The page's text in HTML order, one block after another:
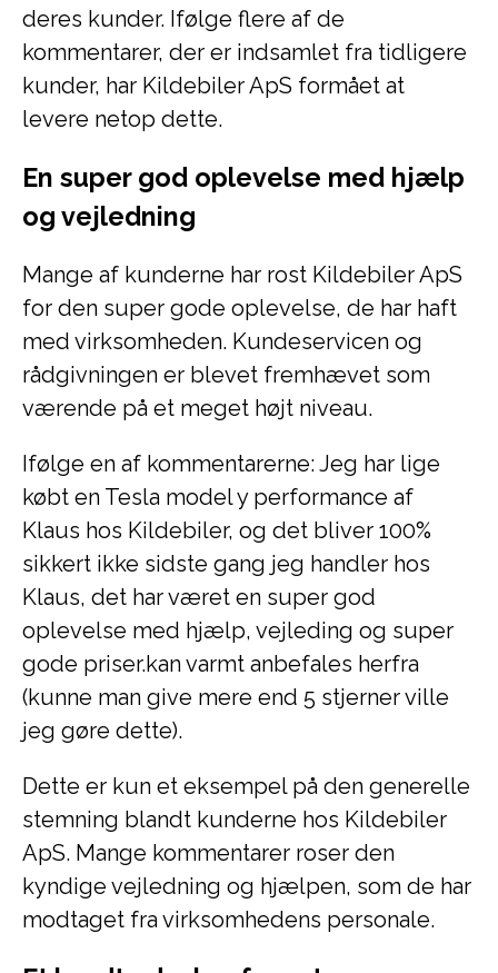
deres kunder. Ifølge flere af de
kommentarer, der er indsamlet fra tidligere
kunder, har Kildebiler ApS formået at
levere netop dette.
En super god oplevelse med hjælp
og vejledning
Mange af kunderne har rost Kildebiler ApS
for den super gode oplevelse, de har haft
med virksomheden. Kundeservicen og
rådgivningen er blevet fremhævet som
værende på et meget højt niveau.
Ifølge en af kommentarerne: Jeg har lige
købt en Tesla model y performance af
Klaus hos Kildebiler, og det bliver 100%
sikkert ikke sidste gang jeg handler hos
Klaus, det har været en super god
oplevelse med hjælp, vejleding og super
gode priser.kan varmt anbefales herfra
(kunne man give mere end 5 stjerner ville
jeg gøre dette).
Dette er kun et eksempel på den generelle
stemning blandt kunderne hos Kildebiler
ApS. Mange kommentarer roser den
kyndige vejledning og hjælpen, som de har
modtaget fra virksomhedens personale.